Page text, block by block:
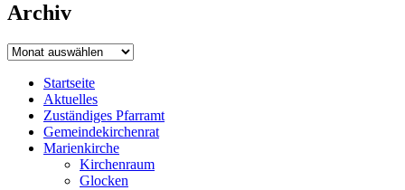
Archiv
Archiv
Startseite
Aktuelles
Zuständiges Pfarramt
Gemeindekirchenrat
Marienkirche
Kirchenraum
Glocken